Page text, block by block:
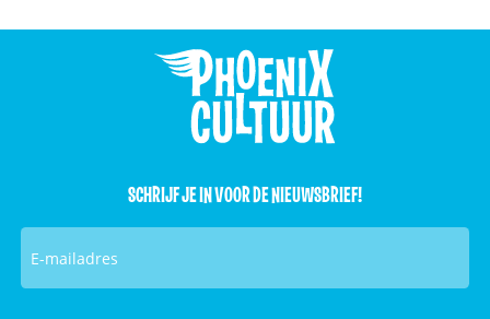
SCHRIJF JE IN VOOR DE NIEUWSBRIEF!